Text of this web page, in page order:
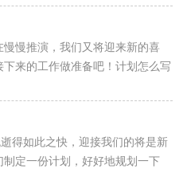
慢推演，我们又将迎来新的喜
来的工作做准备吧！计划怎么写
编为大家整理的物资部工...
得如此之快，迎接我们的将是新
定一份计划，好好地规划一下
？以下是小编精心整理...